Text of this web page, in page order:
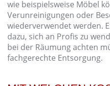
wie beispielsweise Möbel
Verunreinigungen oder
wiederverwendet werden.
dazu, sich an Profis zu
bei der Räumung achten
fachgerechte Entsorgung.